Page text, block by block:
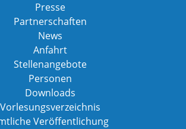
Presse
Partnerschaften
News
Anfahrt
Stellenangebote
Personen
Downloads
Vorlesungsverzeichnis
Veröffentlichung